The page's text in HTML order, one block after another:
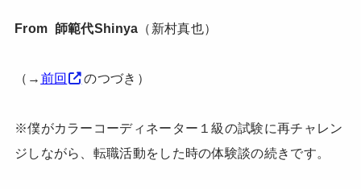
From 師範代Shinya （新村真也）
（→ 前回 のつづき）
※僕がカラーコーディネーター１級の試験に再チャレン
ジしながら、転職活動をした時の体験談の続きです。